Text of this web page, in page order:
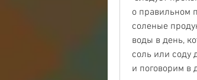
о правильном
соленые
воды в день,
соль или соду
и поговорим в